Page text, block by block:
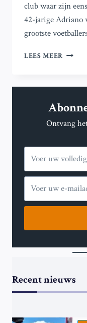
club waar zijn
42-jarige Adriano
grootste
LEES MEER
HET
Ontvang
Recent nieuws